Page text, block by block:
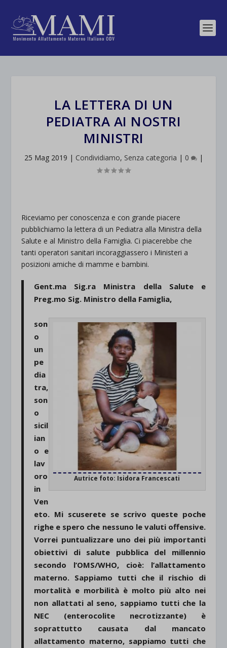
LA LETTERA DI UN
PEDIATRA AI NOSTRI
MINISTRI
25 Mag 2019 | Condividiamo, Senza categoria | 0 |
Riceviamo per conoscenza e con grande piacere
pubblichiamo la lettera di un Pediatra alla Ministra della
Salute e al Ministro della Famiglia. Ci piacerebbe che
tanti operatori sanitari incoraggiassero i Ministeri a
posizioni amiche di mamme e bambini.
Gent.ma Sig.ra Ministra della Salute e
Preg.mo Sig. Ministro della Famiglia,
Autrice foto: Isidora Francescati
son
o
un
pe
dia
tra,
son
o
sicil
ian
o e
lav
oro
in
Ven
eto. Mi scuserete se scrivo queste poche
righe e spero che nessuno le valuti offensive.
Vorrei puntualizzare uno dei più importanti
obiettivi di salute pubblica del millennio
secondo l’OMS/WHO, cioè: l’allattamento
materno. Sappiamo tutti che il rischio di
mortalità e morbilità è molto più alto nei
non allattati al seno, sappiamo tutti che la
NEC (enterocolite necrotizzante) è
soprattutto causata dal mancato
allattamento materno, sappiamo tutti che